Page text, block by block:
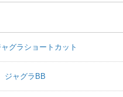
グラショートカット
ジャグラBB